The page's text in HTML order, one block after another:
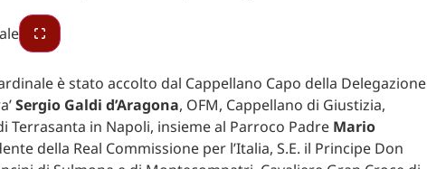
è stato accolto dal Cappellano Capo della Delegazione
Sergio Galdi d’Aragona, OFM, Cappellano di Giustizia,
Terrasanta in Napoli, insieme al Parroco Padre Mario
della Real Commissione per l’Italia, S.E. il Principe Don